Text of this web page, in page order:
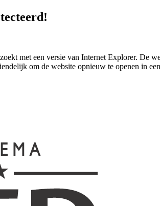
met een versie van Internet Explorer. De
om de website opnieuw te openen in